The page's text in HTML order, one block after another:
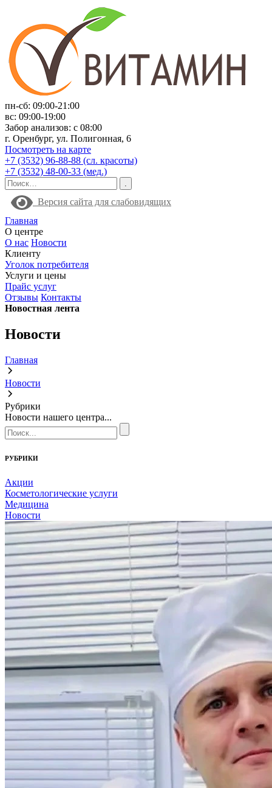
пн-сб: 09:00-21:00
вс: 09:00-19:00
Забор анализов: с 08:00
г. Оренбург, ул. Полигонная, 6
Посмотреть на карте
+7 (3532) 96-88-88 (сл. красоты)
+7 (3532) 48-00-33 (мед.)
Версия сайта для слабовидящих
Главная
О центре
О нас Новости
Клиенту
Уголок потребителя
Услуги и цены
Прайс услуг
Отзывы Контакты
Новостная лента
Новости
Главная
Новости
Рубрики
Новости нашего центра...
РУБРИКИ
Акции
Косметологические услуги
Медицина
Новости